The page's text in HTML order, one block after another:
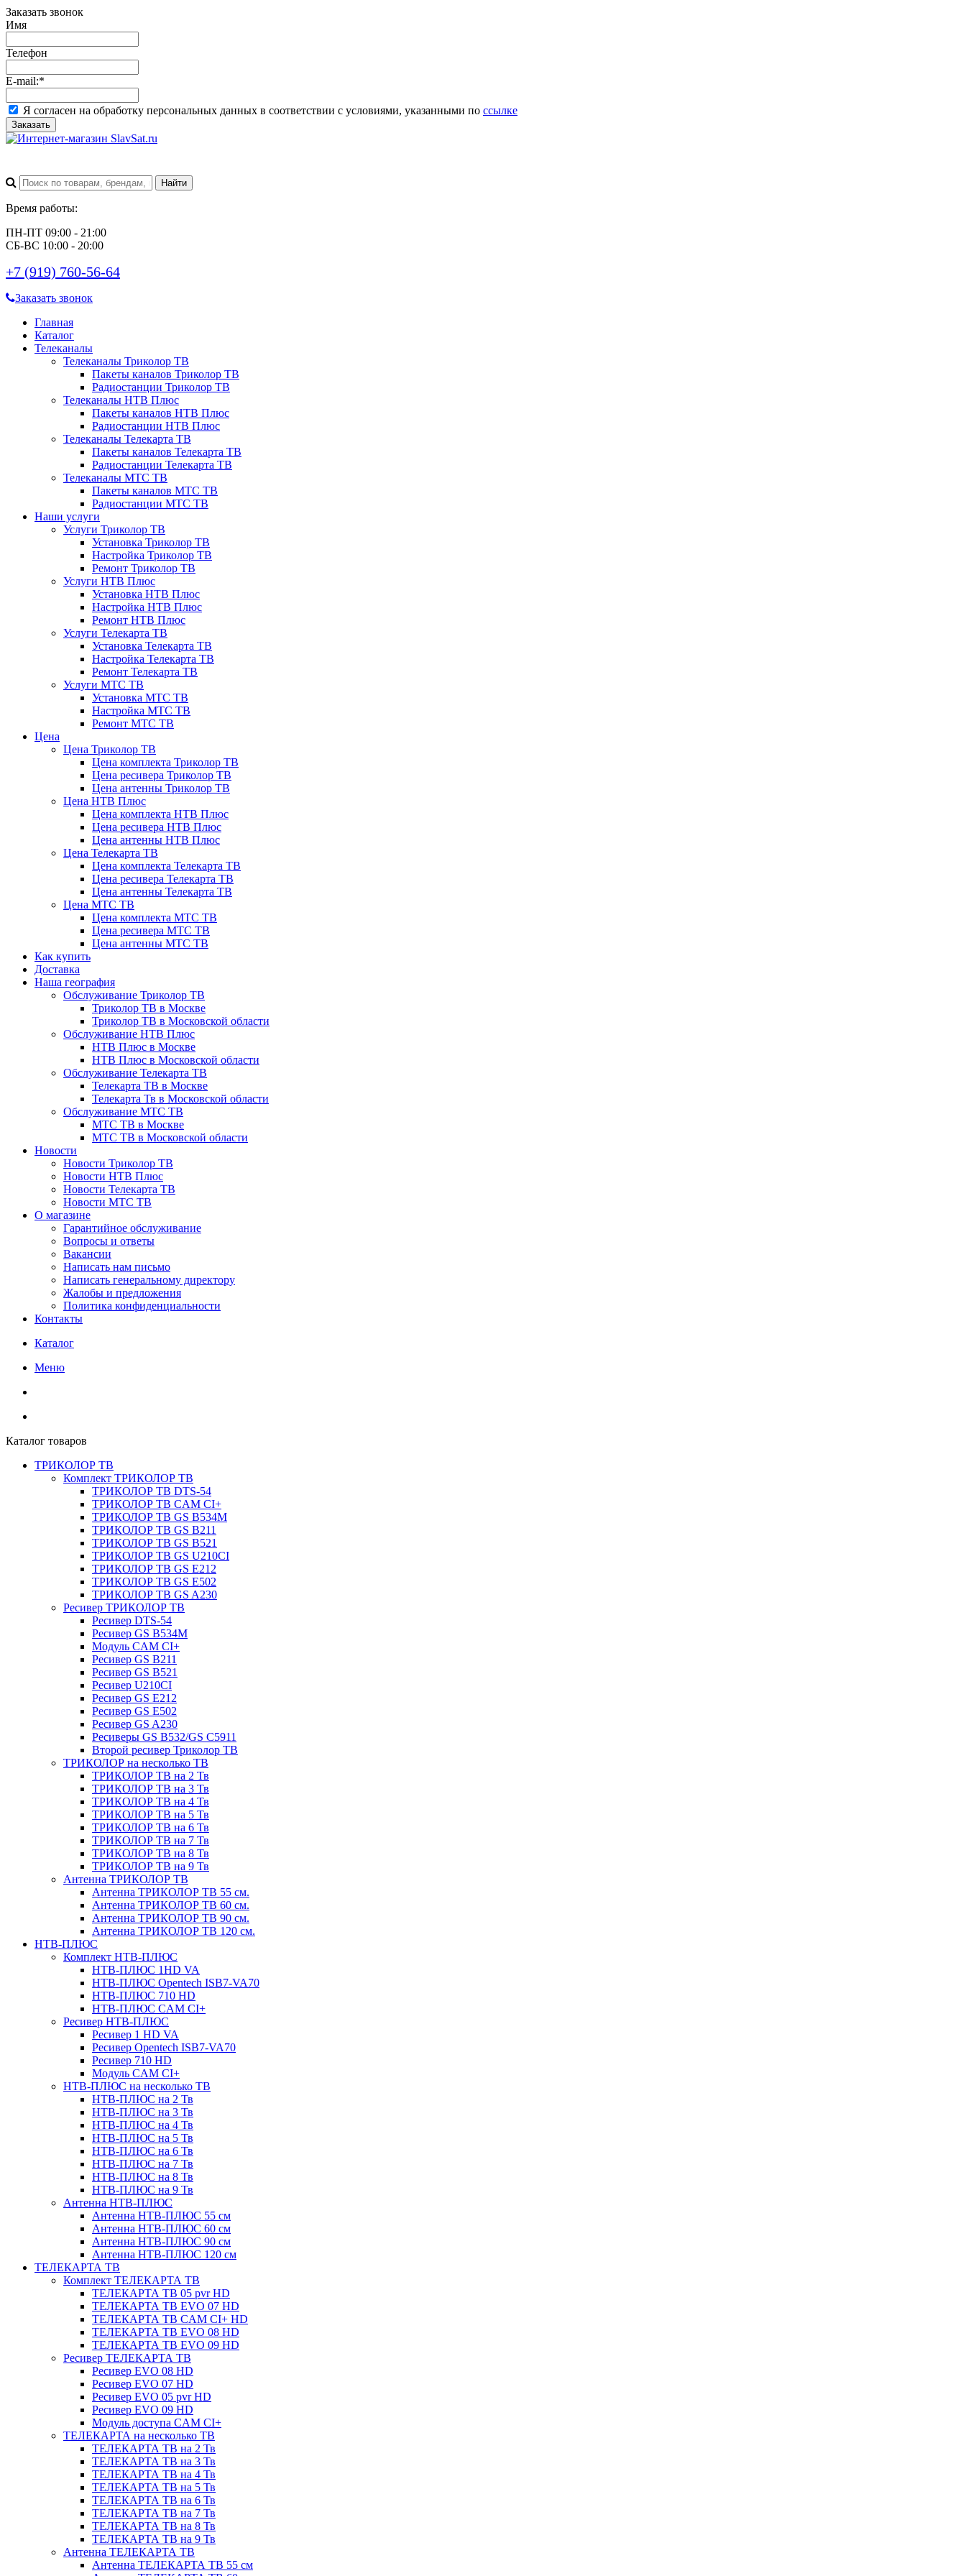
Заказать звонок
Имя
Телефон
E-mail:*
Я согласен на обработку персональных данных в соответствии с условиями, указанными по ссылке
Заказать
Время работы:
ПН-ПТ 09:00 - 21:00
СБ-ВС 10:00 - 20:00
+7 (919) 760-56-64
Заказать звонок
Главная
Каталог
Телеканалы
Телеканалы Триколор ТВ
Пакеты каналов Триколор ТВ
Радиостанции Триколор ТВ
Телеканалы НТВ Плюс
Пакеты каналов НТВ Плюс
Радиостанции НТВ Плюс
Телеканалы Телекарта ТВ
Пакеты каналов Телекарта ТВ
Радиостанции Телекарта ТВ
Телеканалы МТС ТВ
Пакеты каналов МТС ТВ
Радиостанции МТС ТВ
Наши услуги
Услуги Триколор ТВ
Установка Триколор ТВ
Настройка Триколор ТВ
Ремонт Триколор ТВ
Услуги НТВ Плюс
Установка НТВ Плюс
Настройка НТВ Плюс
Ремонт НТВ Плюс
Услуги Телекарта ТВ
Установка Телекарта ТВ
Настройка Телекарта ТВ
Ремонт Телекарта ТВ
Услуги МТС ТВ
Установка МТС ТВ
Настройка МТС ТВ
Ремонт МТС ТВ
Цена
Цена Триколор ТВ
Цена комплекта Триколор ТВ
Цена ресивера Триколор ТВ
Цена антенны Триколор ТВ
Цена НТВ Плюс
Цена комплекта НТВ Плюс
Цена ресивера НТВ Плюс
Цена антенны НТВ Плюс
Цена Телекарта ТВ
Цена комплекта Телекарта ТВ
Цена ресивера Телекарта ТВ
Цена антенны Телекарта ТВ
Цена МТС ТВ
Цена комплекта МТС ТВ
Цена ресивера МТС ТВ
Цена антенны МТС ТВ
Как купить
Доставка
Наша география
Обслуживание Триколор ТВ
Триколор ТВ в Москве
Триколор ТВ в Московской области
Обслуживание НТВ Плюс
НТВ Плюс в Москве
НТВ Плюс в Московской области
Обслуживание Телекарта ТВ
Телекарта ТВ в Москве
Телекарта Тв в Московской области
Обслуживание МТС ТВ
МТС ТВ в Москве
МТС ТВ в Московской области
Новости
Новости Триколор ТВ
Новости НТВ Плюс
Новости Телекарта ТВ
Новости МТС ТВ
О магазине
Гарантийное обслуживание
Вопросы и ответы
Вакансии
Написать нам письмо
Написать генеральному директору
Жалобы и предложения
Политика конфиденциальности
Контакты
Каталог
Меню
Каталог товаров
ТРИКОЛОР ТВ
Комплект ТРИКОЛОР ТВ
ТРИКОЛОР ТВ DTS-54
ТРИКОЛОР ТВ CAM CI+
ТРИКОЛОР ТВ GS B534M
ТРИКОЛОР ТВ GS B211
ТРИКОЛОР ТВ GS B521
ТРИКОЛОР ТВ GS U210CI
ТРИКОЛОР ТВ GS E212
ТРИКОЛОР ТВ GS E502
ТРИКОЛОР ТВ GS A230
Ресивер ТРИКОЛОР ТВ
Ресивер DTS-54
Ресивер GS B534M
Модуль CAM CI+
Ресивер GS B211
Ресивер GS B521
Ресивер U210CI
Ресивер GS E212
Ресивер GS E502
Ресивер GS A230
Ресиверы GS B532/GS C5911
Второй ресивер Триколор ТВ
ТРИКОЛОР на несколько ТВ
ТРИКОЛОР ТВ на 2 Тв
ТРИКОЛОР ТВ на 3 Тв
ТРИКОЛОР ТВ на 4 Тв
ТРИКОЛОР ТВ на 5 Тв
ТРИКОЛОР ТВ на 6 Тв
ТРИКОЛОР ТВ на 7 Тв
ТРИКОЛОР ТВ на 8 Тв
ТРИКОЛОР ТВ на 9 Тв
Антенна ТРИКОЛОР ТВ
Антенна ТРИКОЛОР ТВ 55 см.
Антенна ТРИКОЛОР ТВ 60 см.
Антенна ТРИКОЛОР ТВ 90 см.
Антенна ТРИКОЛОР ТВ 120 см.
НТВ-ПЛЮС
Комплект НТВ-ПЛЮС
НТВ-ПЛЮС 1HD VA
НТВ-ПЛЮС Opentech ISB7-VA70
НТВ-ПЛЮС 710 HD
НТВ-ПЛЮС CAM CI+
Ресивер НТВ-ПЛЮС
Ресивер 1 HD VA
Ресивер Opentech ISB7-VA70
Ресивер 710 HD
Модуль CAM CI+
НТВ-ПЛЮС на несколько ТВ
НТВ-ПЛЮС на 2 Тв
НТВ-ПЛЮС на 3 Тв
НТВ-ПЛЮС на 4 Тв
НТВ-ПЛЮС на 5 Тв
НТВ-ПЛЮС на 6 Тв
НТВ-ПЛЮС на 7 Тв
НТВ-ПЛЮС на 8 Тв
НТВ-ПЛЮС на 9 Тв
Антенна НТВ-ПЛЮС
Антенна НТВ-ПЛЮС 55 см
Антенна НТВ-ПЛЮС 60 см
Антенна НТВ-ПЛЮС 90 см
Антенна НТВ-ПЛЮС 120 см
ТЕЛЕКАРТА ТВ
Комплект ТЕЛЕКАРТА ТВ
ТЕЛЕКАРТА ТВ 05 pvr HD
ТЕЛЕКАРТА ТВ EVO 07 HD
ТЕЛЕКАРТА ТВ CAM CI+ HD
ТЕЛЕКАРТА ТВ EVO 08 HD
ТЕЛЕКАРТА ТВ EVO 09 HD
Ресивер ТЕЛЕКАРТА ТВ
Ресивер EVO 08 HD
Ресивер EVO 07 HD
Ресивер EVO 05 pvr HD
Ресивер EVO 09 HD
Модуль доступа CAM CI+
ТЕЛЕКАРТА на несколько ТВ
ТЕЛЕКАРТА ТВ на 2 Тв
ТЕЛЕКАРТА ТВ на 3 Тв
ТЕЛЕКАРТА ТВ на 4 Тв
ТЕЛЕКАРТА ТВ на 5 Тв
ТЕЛЕКАРТА ТВ на 6 Тв
ТЕЛЕКАРТА ТВ на 7 Тв
ТЕЛЕКАРТА ТВ на 8 Тв
ТЕЛЕКАРТА ТВ на 9 Тв
Антенна ТЕЛЕКАРТА ТВ
Антенна ТЕЛЕКАРТА ТВ 55 см